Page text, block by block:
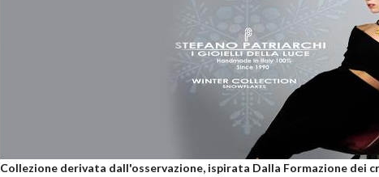
Collezione derivata dall'osservazione, ispirata Dalla Formazione dei